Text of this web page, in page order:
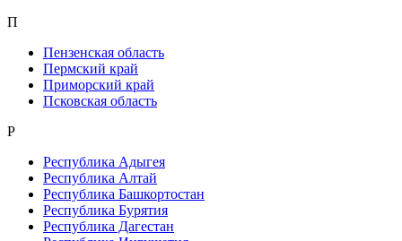
П
Пензенская область
Пермский край
Приморский край
Псковская область
Р
Республика Адыгея
Республика Алтай
Республика Башкортостан
Республика Бурятия
Республика Дагестан